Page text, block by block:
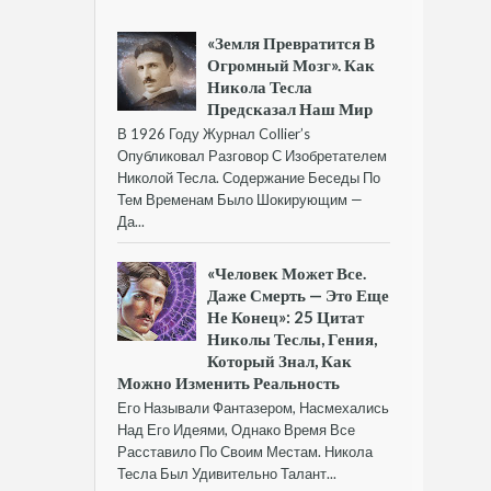
«Земля Превратится В
Огромный Мозг». Как
Никола Тесла
Предсказал Наш Мир
В 1926 Году Журнал Collier’s
Опубликовал Разговор С Изобретателем
Николой Тесла. Содержание Беседы По
Тем Временам Было Шокирующим —
Да...
«Человек Может Все.
Даже Смерть — Это Еще
Не Конец»: 25 Цитат
Николы Теслы, Гения,
Который Знал, Как
Можно Изменить Реальность
Его Называли Фантазером, Насмехались
Над Его Идеями, Однако Время Все
Расставило По Своим Местам. Никола
Тесла Был Удивительно Талант...